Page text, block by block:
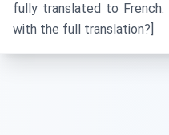
fully translated to
with the full translation?]